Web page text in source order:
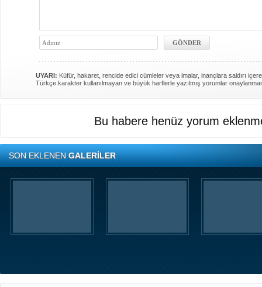
UYARI: Küfür, hakaret, rencide edici cümleler veya imalar, inançlara saldırı
Türkçe karakter kullanılmayan ve büyük harflerle yazılmış yorumlar
Bu habere henüz yorum
SON EKLENENGALERİLER